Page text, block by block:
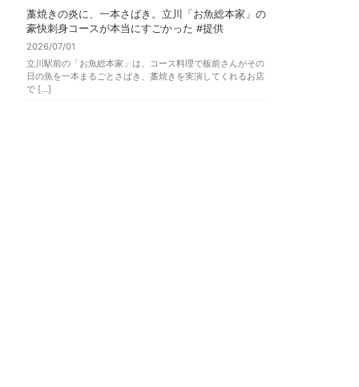
藁焼きの炎に、一本さばき。立川「お魚総本家」の
豪快刺身コースが本当にすごかった #提供
2026/07/01
立川駅前の「お魚総本家」は、コース料理で板前さんがその
日の魚を一本まるごとさばき、藁焼きを実演してくれるお店
で […]